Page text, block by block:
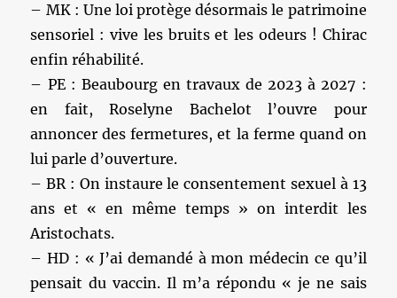
– MK : Une loi protège désormais le patrimoine
sensoriel : vive les bruits et les odeurs ! Chirac
enfin réhabilité.
– PE : Beaubourg en travaux de 2023 à 2027 :
en fait, Roselyne Bachelot l’ouvre pour
annoncer des fermetures, et la ferme quand on
lui parle d’ouverture.
– BR : On instaure le consentement sexuel à 13
ans et « en même temps » on interdit les
Aristochats.
– HD : « J’ai demandé à mon médecin ce qu’il
pensait du vaccin. Il m’a répondu « je ne sais